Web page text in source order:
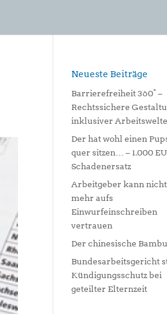
Neueste Beiträge
Barrierefreiheit 360° –
Rechtssichere
inklusiver
Der hat wohl einen
quer sitzen… – 1.000
Schadenersatz
Arbeitgeber kann nicht
mehr aufs
Einwurfeinschreiben
vertrauen
Der chinesische
Bundesarbeitsgericht
Kündigungsschutz bei
geteilter Elternzeit